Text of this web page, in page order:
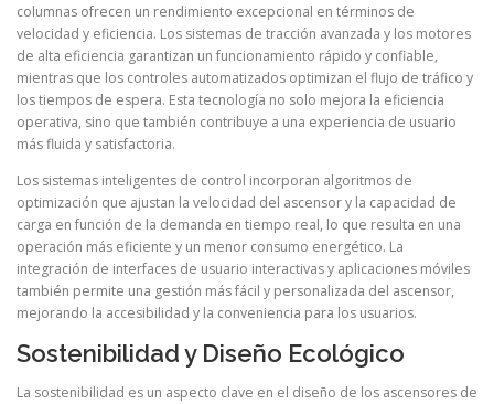
columnas ofrecen un rendimiento excepcional en términos de
velocidad y eficiencia. Los sistemas de tracción avanzada y los motores
de alta eficiencia garantizan un funcionamiento rápido y confiable,
mientras que los controles automatizados optimizan el flujo de tráfico y
los tiempos de espera. Esta tecnología no solo mejora la eficiencia
operativa, sino que también contribuye a una experiencia de usuario
más fluida y satisfactoria.
Los sistemas inteligentes de control incorporan algoritmos de
optimización que ajustan la velocidad del ascensor y la capacidad de
carga en función de la demanda en tiempo real, lo que resulta en una
operación más eficiente y un menor consumo energético. La
integración de interfaces de usuario interactivas y aplicaciones móviles
también permite una gestión más fácil y personalizada del ascensor,
mejorando la accesibilidad y la conveniencia para los usuarios.
Sostenibilidad y Diseño Ecológico
La sostenibilidad es un aspecto clave en el diseño de los ascensores de